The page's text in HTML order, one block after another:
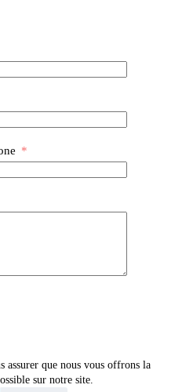
assurer que nous vous offrons la
sur notre site.